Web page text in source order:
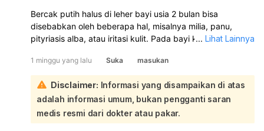
Bercak putih halus di leher bayi usia 2 bulan bisa
disebabkan oleh beberapa hal, misalnya milia, panu,
pityriasis alba, atau iritasi kulit. Pada bayi kecil, sering
di lipatan leher. Sebaiknya periksa ke dokter anak atau
dokter kulit untuk memastikan penyebabnya:
Sementara ini, jaga area leher bayi tetap bersih dan
kering, bersihkan lembut dengan air hangat, lalu
keringkan benar-benar setelah mandi atau setelah minum
susu. Hindari menggosok terlalu keras dan jangan
... Lihat Lainnya
1 minggu yang lalu Suka masukan
Disclaimer: Informasi yang disampaikan di atas
adalah informasi umum, bukan pengganti saran
medis resmi dari dokter atau pakar.